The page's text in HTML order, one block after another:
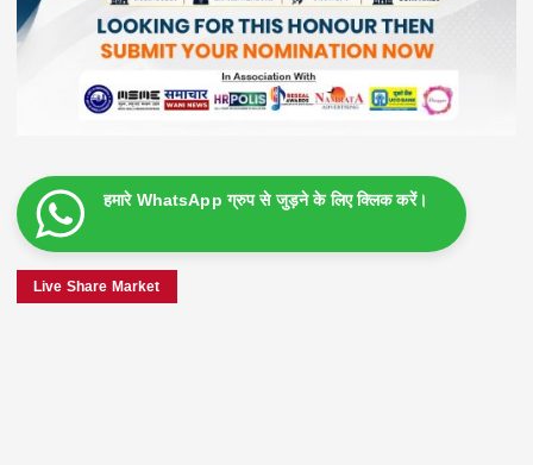
हमारे WhatsApp ग्रुप से जुड़ने के लिए क्लिक करें।
Live Share Market